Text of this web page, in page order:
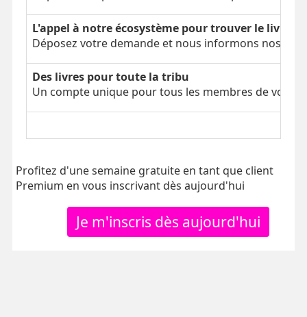
L'appel à notre écosystème pour trouver le livre
Déposez votre demande et nous informons nos
Des livres pour toute la tribu
Un compte unique pour tous les membres de votre
Profitez d'une semaine gratuite en tant que client
Premium en vous inscrivant dès aujourd'hui
Je m'inscris dès aujourd'hui